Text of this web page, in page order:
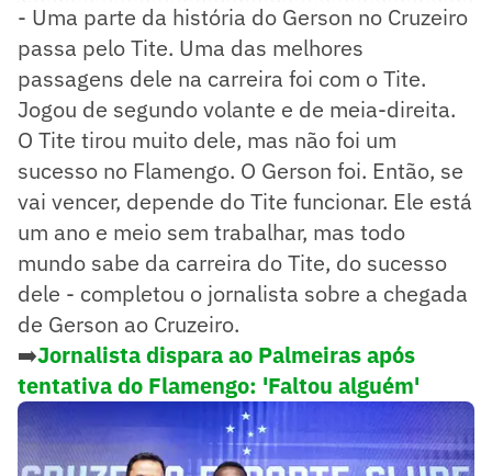
- Uma parte da história do Gerson no Cruzeiro
passa pelo Tite. Uma das melhores
passagens dele na carreira foi com o Tite.
Jogou de segundo volante e de meia-direita.
O Tite tirou muito dele, mas não foi um
sucesso no Flamengo. O Gerson foi. Então, se
vai vencer, depende do Tite funcionar. Ele está
um ano e meio sem trabalhar, mas todo
mundo sabe da carreira do Tite, do sucesso
dele - completou o jornalista sobre a chegada
de Gerson ao Cruzeiro.
➡️Jornalista dispara ao Palmeiras após
tentativa do Flamengo: 'Faltou alguém'